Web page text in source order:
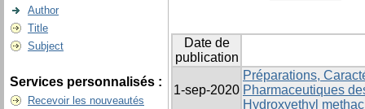
Author
Title
Subject
Services personnalisés :
Recevoir les nouveautés
Date de
publication
1-sep-2020
Préparations,
Pharmaceutiques
Hydroxyethyl